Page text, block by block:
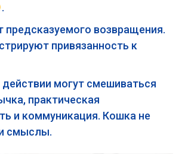
.
предсказуемого возвращения.
привязанность к
могут смешиваться
практическая
и коммуникация. Кошка не
смыслы.